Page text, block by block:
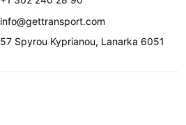
info@gettransport.com
57 Spyrou Kyprianou, Lanarka 6051